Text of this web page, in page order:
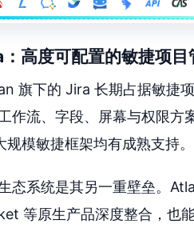
高度可配置的敏捷项目
旗下的 Jira 长期占据敏捷
作流、字段、屏幕与权限方
规模敏捷框架均有成熟支持。
态系统是其另一重壁垒。
等原生产品深度整合，也